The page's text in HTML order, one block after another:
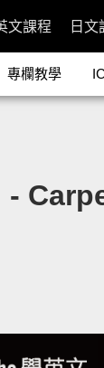
文課程 日文
專欄教學
-